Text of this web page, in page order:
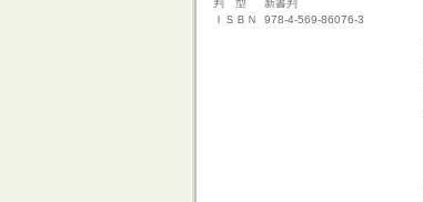
判 型
新書判
ＩＳＢＮ
978-4-569-86076-3